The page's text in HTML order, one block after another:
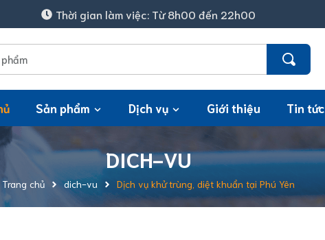
Thời gian làm việc: Từ 8h00 đến 22h00
Sản phẩm Dịch vụ Giới thiệu Tin tức
DICH-VU
Trang chủ dich-vu Dịch vụ khử trùng, diệt khuẩn tại Phú Yên